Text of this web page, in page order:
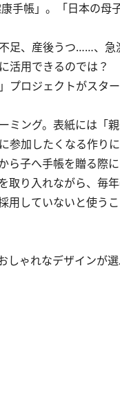
手帳」。「日本の母
足、産後うつ……、
活用できるのでは
プロジェクトがスタ
ング。表紙には「
参加したくなる作り
ら子へ手帳を贈る際
り入れながら、毎年
していないと使う
ゃれなデザインが選